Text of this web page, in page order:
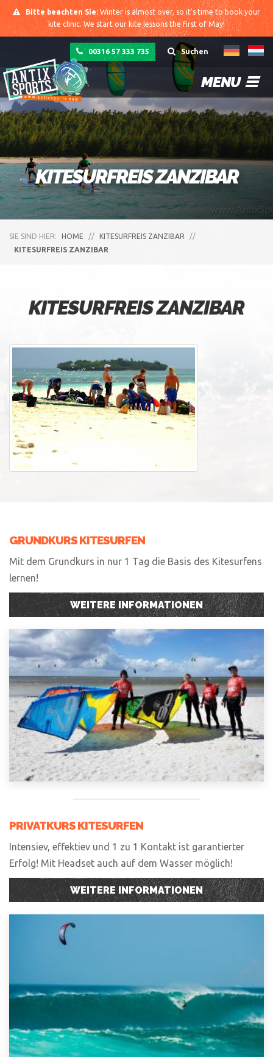
Bitte beachten Sie: Winter is almost over, so it's time to book your
kite clinic. We start our kite lessons the first of May!
Suchen
00316 57 333 735
MENU
KITESURFREIS ZANZIBAR
SIE SIND HIER: HOME // KITESURFREIS ZANZIBAR
//
KITESURFREIS ZANZIBAR
KITESURFREIS ZANZIBAR
GRUNDKURS KITESURFEN
Mit dem Grundkurs in nur 1 Tag die Basis des Kitesurfens
lernen!
WEITERE INFORMATIONEN
PRIVATKURS KITESURFEN
Intensiev, effektiev und 1 zu 1 Kontakt ist garantierter
Erfolg! Mit Headset auch auf dem Wasser möglich!
WEITERE INFORMATIONEN